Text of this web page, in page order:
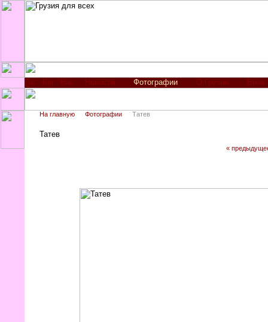
Новости Фотографии О Грузии Виза
На главную Фотографии Татев
Татев
«